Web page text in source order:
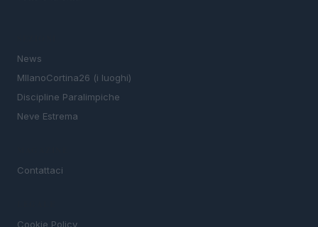
News
MIlanoCortina26 (i luoghi)
Discipline Paralimpiche
Neve Estrema
Contattaci
Cookie Policy